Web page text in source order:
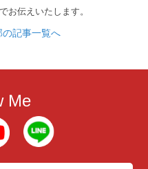
お伝えいたします。
記事一覧へ
Me